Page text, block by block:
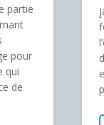
partie
pour
qui
de